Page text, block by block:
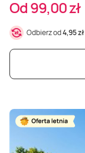
Od 99,00 zł
Odbierz od4,95 zł